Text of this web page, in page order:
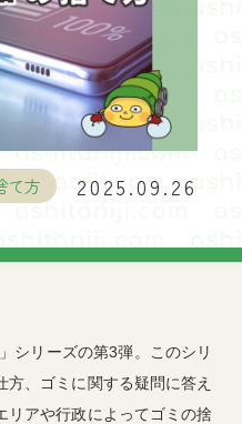
て方 2025.09.26
シリーズの第3弾。このシリ
、ゴミに関する疑問に答え
リアや行政によってゴミの捨